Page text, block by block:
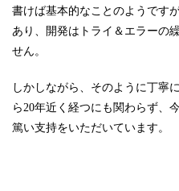
書けば基本的なことのようです
あり、開発はトライ＆エラーの
せん。
しかしながら、そのように丁寧
ら20年近く経つにも関わらず、
篤い支持をいただいています。